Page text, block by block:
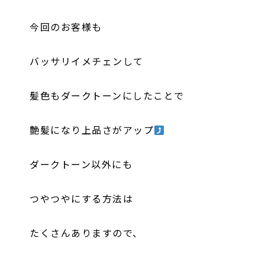
今回のお客様も
バッサリイメチェンして
髪色もダークトーンにしたことで
艶髪になり上品さがアップ
ダークトーン以外にも
つやつやにする方法は
たくさんありますので、